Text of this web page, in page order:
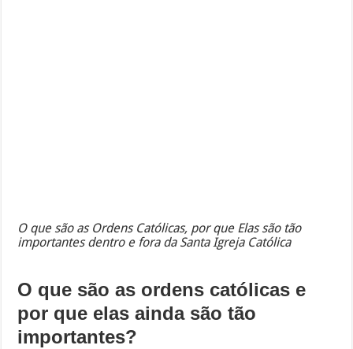
O que são as Ordens Católicas, por que Elas são tão
importantes dentro e fora da Santa Igreja Católica
O que são as ordens católicas e
por que elas ainda são tão
importantes?